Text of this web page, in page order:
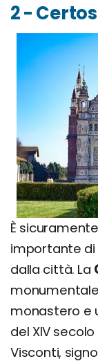
2 -
È
importante di
dalla città. La
monastero e
del XIV
Visconti,